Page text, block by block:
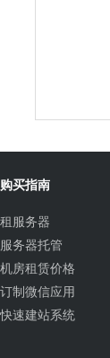
购买指南
租服务器
服务器托管
机房租赁价格
订制微信应用
快速建站系统